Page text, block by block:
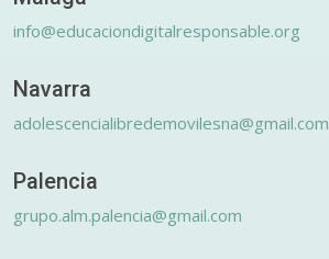
info@educaciondigitalresponsable.org
Navarra
adolescencialibredemovilesna@gmail.com
Palencia
grupo.alm.palencia@gmail.com